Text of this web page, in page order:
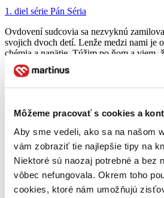
Môžeme pracovať s cookies a
Aby sme vedeli, ako sa na našom
vám zobraziť tie najlepšie tipy na
Niektoré sú naozaj potrebné a bez
vôbec nefungovala. Okrem toho
cookies, ktoré nám umožňujú
1. diel série Pán Séria
Ovdovení sudcovia sa nezvyknú
svojich dvoch detí. Lenže medzi nami je
chémia a napätie. Túžim po ňom a viem,
si však dávať pozor, aby som sa
Táto kniha sa môže na cestu ku
okamžite! Ak si ju objednáte do
odošleme vám ju ešte dnes, inak
pracovný deň.
Pridať do zoznamu
Vložiť do košíka
E-kniha PDF MOBI